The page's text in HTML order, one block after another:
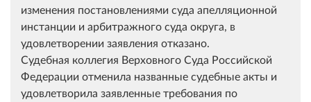
изменения постановлениями суда апелляционной
инстанции и арбитражного суда округа, в
удовлетворении заявления отказано.
Судебная коллегия Верховного Суда Российской
Федерации отменила названные судебные акты и
удовлетворила заявленные требования по